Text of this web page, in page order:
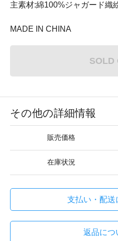
主素材:綿100%ジャガード織
MADE IN CHINA
SOLD
その他の詳細情報
販売価格
在庫状況
支払い・配送
返品につ